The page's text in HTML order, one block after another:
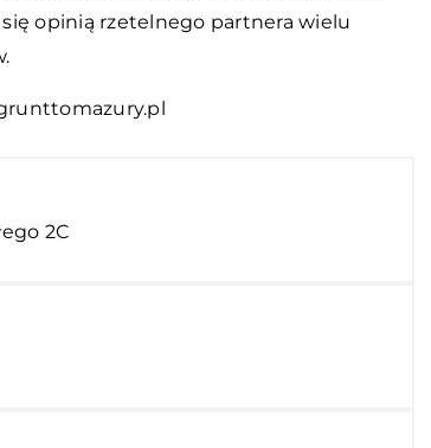
się opinią rzetelnego partnera wielu
2C